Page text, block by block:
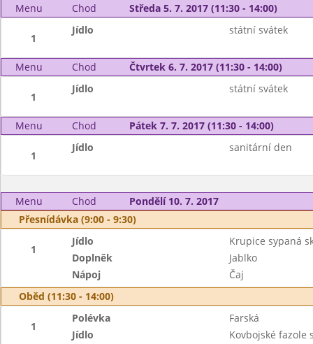
Menu
Chod Středa 5. 7. 2017 (11:30 - 14:00)
1
Jídlo státní svátek
Menu Chod Čtvrtek 6. 7. 2017 (11:30 - 14:00)
1
Jídlo státní svátek
Menu Chod Pátek 7. 7. 2017 (11:30 - 14:00)
1
Jídlo sanitární den
Menu Chod
Pondělí 10. 7. 2017
Přesnídávka (9:00 - 9:30)
1
Jídlo
Krupice sypaná
Doplněk
Jablko
Nápoj
Čaj
Oběd (11:30 - 14:00)
1
Polévka
Farská
Jídlo
Kovbojské fazole